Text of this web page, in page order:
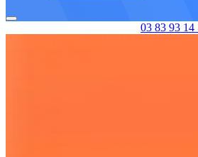
03 83 93 14